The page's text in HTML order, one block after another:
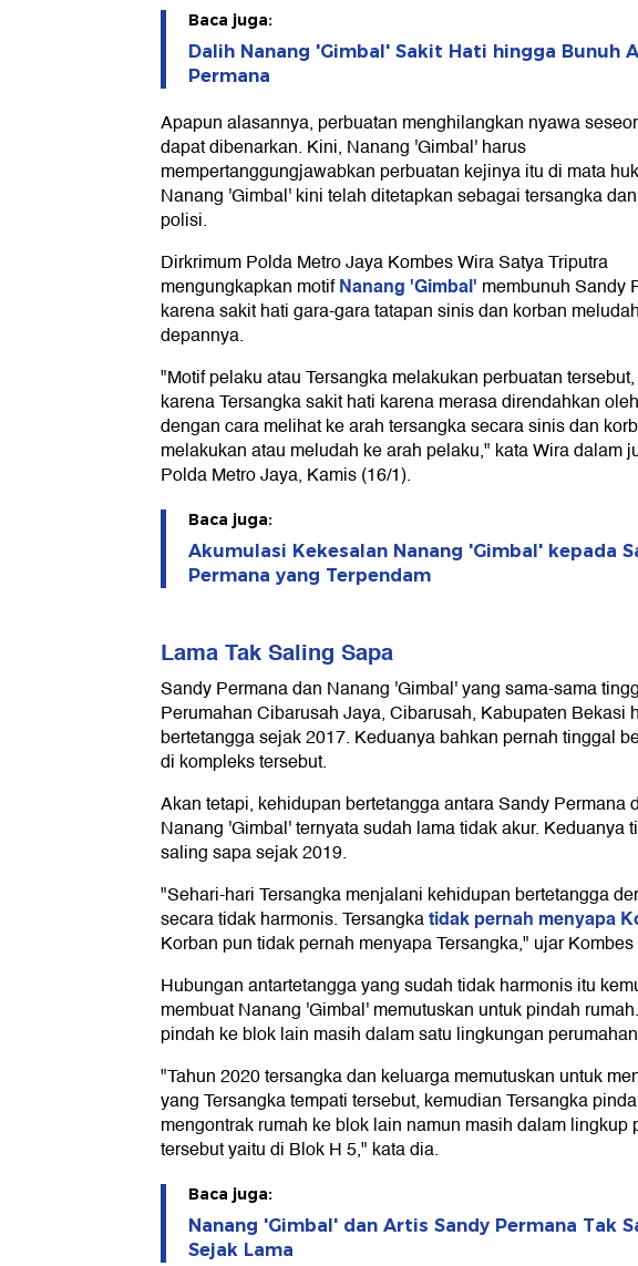
Baca juga:
Dalih Nanang 'Gimbal' Sakit Hati hingga Bunuh
Permana
Apapun alasannya, perbuatan menghilangkan nyawa
dapat dibenarkan. Kini, Nanang 'Gimbal' harus
mempertanggungjawabkan perbuatan kejinya itu di mata
Nanang 'Gimbal' kini telah ditetapkan sebagai tersangka
polisi.
Dirkrimum Polda Metro Jaya Kombes Wira Satya Triputra
mengungkapkan motifNanang 'Gimbal' membunuh Sandy
karena sakit hati gara-gara tatapan sinis dan korban
depannya.
"Motif pelaku atau Tersangka melakukan perbuatan
karena Tersangka sakit hati karena merasa direndahkan
dengan cara melihat ke arah tersangka secara sinis dan
melakukan atau meludah ke arah pelaku," kata Wira dalam
Polda Metro Jaya, Kamis (16/1).
Baca juga:
Akumulasi Kekesalan Nanang 'Gimbal' kepada
Permana yang Terpendam
Lama Tak Saling Sapa
Sandy Permana dan Nanang 'Gimbal' yang sama-sama
Perumahan Cibarusah Jaya, Cibarusah, Kabupaten Bekasi
bertetangga sejak 2017. Keduanya bahkan pernah tinggal
di kompleks tersebut.
Akan tetapi, kehidupan bertetangga antara Sandy Permana
Nanang 'Gimbal' ternyata sudah lama tidak akur. Keduanya
saling sapa sejak 2019.
"Sehari-hari Tersangka menjalani kehidupan bertetangga
secara tidak harmonis. Tersangkatidak pernah menyapa
Korban pun tidak pernah menyapa Tersangka," ujar Kombes
Hubungan antartetangga yang sudah tidak harmonis itu
membuat Nanang 'Gimbal' memutuskan untuk pindah
pindah ke blok lain masih dalam satu lingkungan
"Tahun 2020 tersangka dan keluarga memutuskan untuk
yang Tersangka tempati tersebut, kemudian Tersangka
mengontrak rumah ke blok lain namun masih dalam lingkup
tersebut yaitu di Blok H 5," kata dia.
Baca juga:
Nanang 'Gimbal' dan Artis Sandy Permana Tak
Sejak Lama